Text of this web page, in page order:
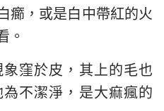
癤，或是白中帶紅的火
。
窪於皮，其上的毛也
不潔淨，是大痲瘋的